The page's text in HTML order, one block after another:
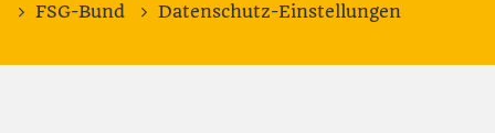
FSG-Bund
Datenschutz-Einstellungen